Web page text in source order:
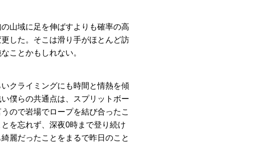
山域に足を伸ばすよりも確率の高
した。そこは滑り手がほとんど訪
ことかもしれない。
クライミングにも時間と情熱を傾
僕らの共通点は、スプリットボー
ので岩場でロープを結び合ったこ
を忘れず、深夜0時まで登り続け
麗だったことをまるで昨日のこと